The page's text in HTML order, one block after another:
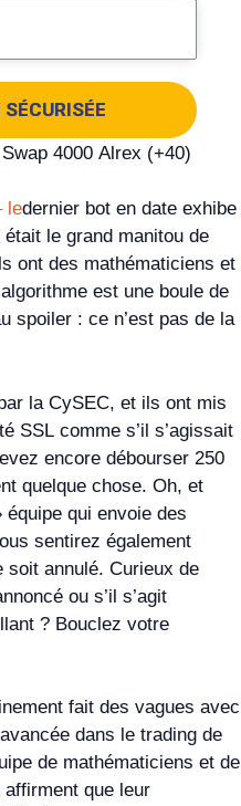
ledernier bot en date exhibe
le grand manitou de
ont des mathématiciens et
est une boule de
spoiler : ce n’est pas de la
la CySEC, et ils ont mis
SSL comme s’il s’agissait
encore débourser 250
quelque chose. Oh, et
équipe qui envoie des
sentirez également
soit annulé. Curieux de
ou s’il s’agit
? Bouclez votre
fait des vagues avec
dans le trading de
de mathématiciens et de
que leur